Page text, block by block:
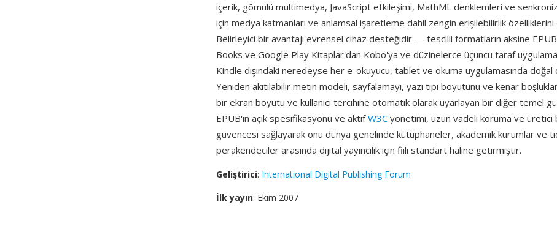
içerik, gömülü multimedya, JavaScript etkileşimi, MathML denklemleri ve
için medya katmanları ve anlamsal işaretleme dahil zengin erişilebilirlik
Belirleyici bir avantajı evrensel cihaz desteğidir — tescilli formatların aksine
Books ve Google Play Kitaplar'dan Kobo'ya ve düzinelerce üçüncü taraf
Kindle dışındaki neredeyse her e-okuyucu, tablet ve okuma uygulamasında doğal
Yeniden akıtılabilir metin modeli, sayfalamayı, yazı tipi boyutunu ve kenar
bir ekran boyutu ve kullanıcı tercihine otomatik olarak uyarlayan bir diğer temel
EPUB'ın açık spesifikasyonu ve aktifW3C yönetimi, uzun vadeli koruma ve üretici
güvencesi sağlayarak onu dünya genelinde kütüphaneler, akademik kurumlar ve
perakendeciler arasında dijital yayıncılık için fiili standart haline getirmiştir.
Geliştirici: International Digital Publishing Forum
İlk yayın: Ekim 2007